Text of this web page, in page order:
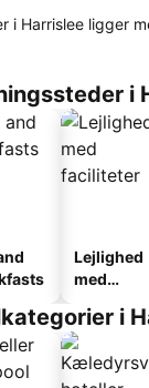
i Harrislee ligger
i
Lejlighed
med
i